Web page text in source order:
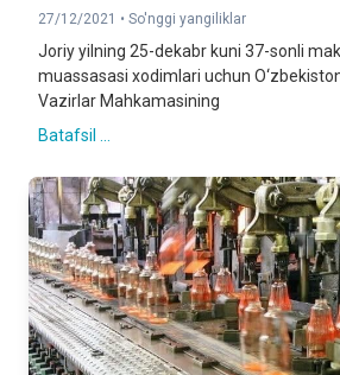
27/12/2021 • So'nggi yangiliklar
Joriy yilning 25-dekabr kuni 37-sonli
muassasasi xodimlari uchun
Vazirlar Mahkamasining
Batafsil ...